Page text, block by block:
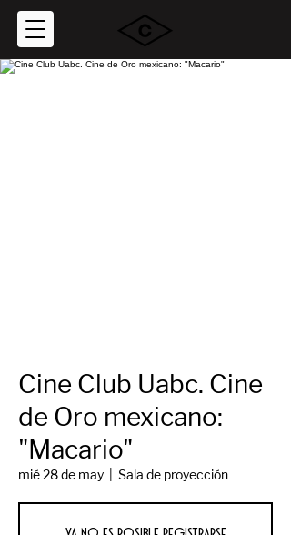
Cine Club Uabc. Cine
de Oro mexicano:
"Macario"
mié 28 de may Sala de proyección